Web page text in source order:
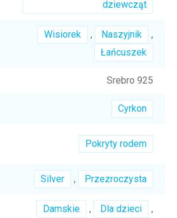
dziewcząt
Wisiorek , Naszyjnik
,
Łańcuszek
Srebro 925
Cyrkon
Pokryty rodem
Silver , Przezroczysta
Damskie , Dla dzieci
,